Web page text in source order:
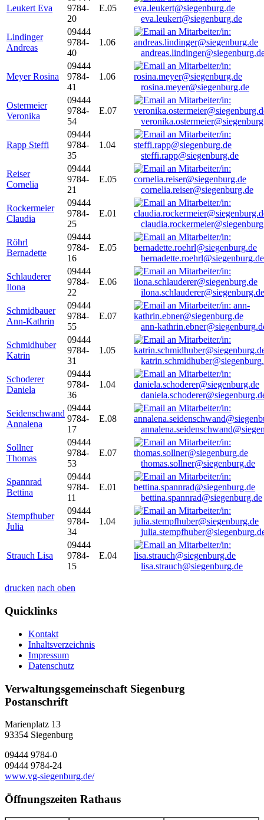
Leukert Eva
9784-
20
E.05
eva.leukert@siegenburg.de
Lindinger
Andreas
09444
9784-
40
1.06
Meyer Rosina
09444
9784-
41
1.06
rosina.meyer@siegenburg.de
Ostermeier
Veronika
09444
9784-
54
E.07
Rapp Steffi
09444
9784-
35
1.04
steffi.rapp@siegenburg.de
Reiser
Cornelia
09444
9784-
21
E.05
cornelia.reiser@siegenburg.de
Rockermeier
Claudia
09444
9784-
25
E.01
Röhrl
Bernadette
09444
9784-
16
E.05
bernadette.roehrl@siegenburg.de
Schlauderer
Ilona
09444
9784-
22
E.06
ilona.schlauderer@siegenburg.de
Schmidbauer
Ann-Kathrin
09444
9784-
55
E.07
ann-
Schmidhuber
Katrin
09444
9784-
31
1.05
Schoderer
Daniela
09444
9784-
36
1.04
Seidenschwand
Annalena
09444
9784-
17
E.08
Sollner
Thomas
09444
9784-
53
E.07
thomas.sollner@siegenburg.de
Spannrad
Bettina
09444
9784-
11
E.01
bettina.spannrad@siegenburg.de
Stempfhuber
Julia
09444
9784-
34
1.04
Strauch Lisa
09444
9784-
15
E.04
lisa.strauch@siegenburg.de
drucken nach oben
Quicklinks
Kontakt
Inhaltsverzeichnis
Impressum
Datenschutz
Verwaltungsgemeinschaft Siegenburg
Postanschrift
Marienplatz 13
93354 Siegenburg
09444 9784-0
09444 9784-24
www.vg-siegenburg.de/
Öffnungszeiten Rathaus